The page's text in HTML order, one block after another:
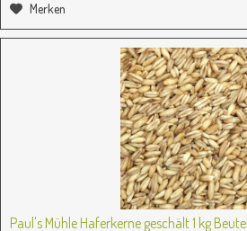
Merken
Paul's Mühle Haferkerne geschält 1 kg Beutel